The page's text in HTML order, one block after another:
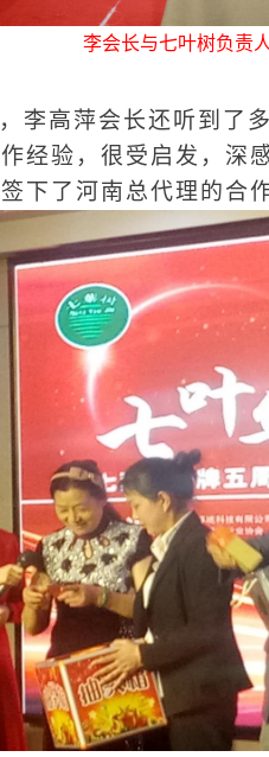
李会长与七叶树负责
李高萍会长还听到了
经验，很受启发，深
下了河南总代理的合